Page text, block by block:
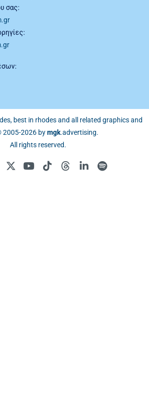
σας:
best in rhodes and all related graphics and
2005-2026 bymgk.advertising.
All rights reserved.